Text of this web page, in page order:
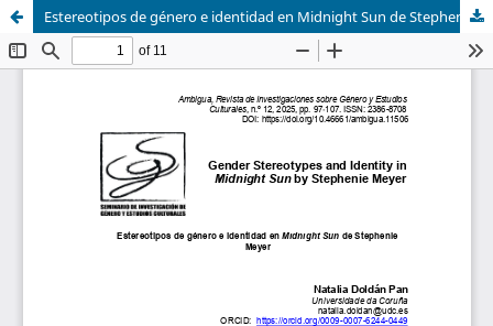
Estereotipos de género e identidad en Midnight Sun de Stephenie Meyer .